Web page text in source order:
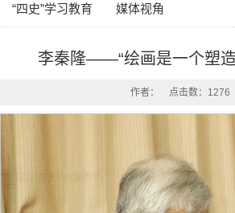
“四史”学习教育 媒体视角
李秦隆——“绘画是一个塑
作者： 点击数： 1276